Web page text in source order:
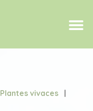
Plantes vivaces
|